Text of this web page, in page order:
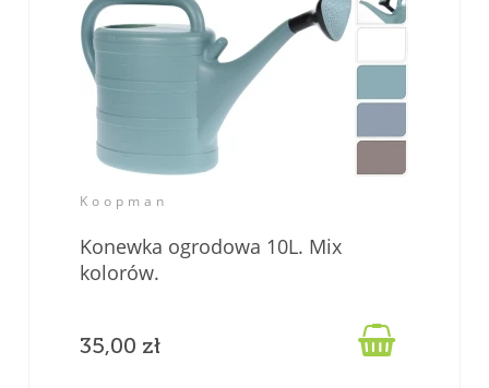
Koopman
Konewka ogrodowa 10L. Mix
kolorów.
35,00 zł 